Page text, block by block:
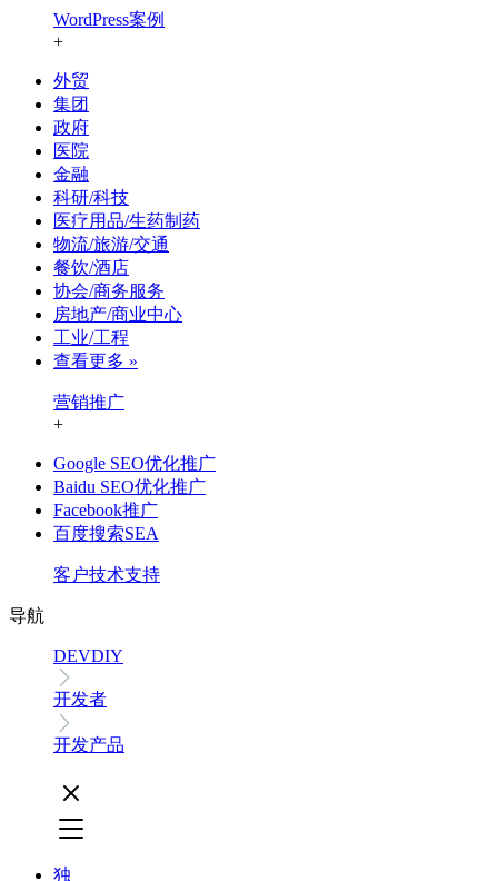
WordPress案例
+
外贸
集团
政府
医院
金融
科研/科技
医疗用品/生药制药
物流/旅游/交通
餐饮/酒店
协会/商务服务
房地产/商业中心
工业/工程
查看更多 »
营销推广
+
Google SEO优化推广
Baidu SEO优化推广
Facebook推广
百度搜索SEA
客户技术支持
导航
DEVDIY
开发者
开发产品
独